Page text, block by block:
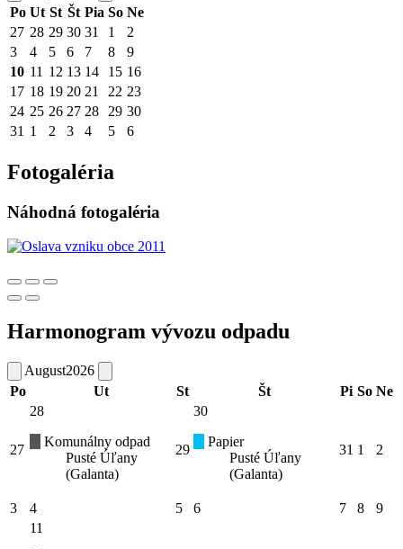
Po Ut St Št Pia So Ne
27 28 29 30 31 1
2
3
4 5 6 7 8
9
10 11 12 13 14 15 16
17 18 19 20 21 22 23
24 25 26 27 28 29 30
31 1 2 3 4 5 6
Fotogaléria
Náhodná fotogaléria
Harmonogram vývozu odpadu
August2026
Po
Ut St Št Pi So Ne
27
28
Komunálny odpad
Pusté Úľany
(Galanta)
29
30
Papier
Pusté Úľany
(Galanta)
31 1 2
3 4 5 6 7 8 9
11